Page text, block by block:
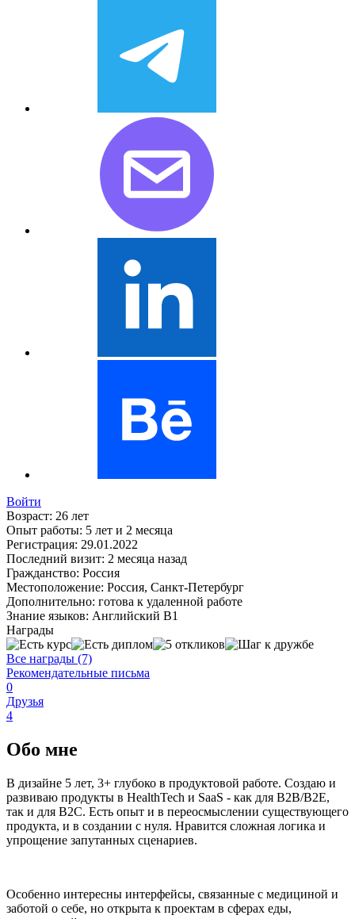
Войти
Возраст: 26 лет
Опыт работы: 5 лет и 2 месяца
Регистрация: 29.01.2022
Последний визит: 2 месяца назад
Гражданство: Россия
Местоположение: Россия, Санкт-Петербург
Дополнительно: готова к удаленной работе
Знание языков: Английский В1
Награды
Все награды (7)
Рекомендательные письма
0
Друзья
4
Обо мне
В дизайне 5 лет, 3+ глубоко в продуктовой работе. Создаю и
развиваю продукты в HealthTech и SaaS - как для B2B/B2E,
так и для B2C. Есть опыт и в переосмыслении существующего
продукта, и в создании с нуля. Нравится сложная логика и
упрощение запутанных сценариев.
Особенно интересны интерфейсы, связанные с медициной и
заботой о себе, но открыта к проектам в сферах еды,